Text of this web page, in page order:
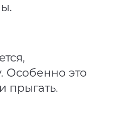
Особенно это
прыгать.